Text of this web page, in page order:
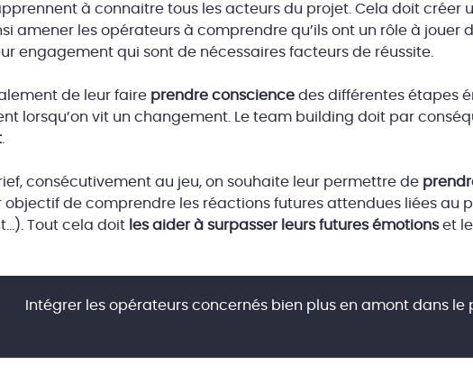
à connaitre tous les acteurs du projet. Cela doit créer
amener les opérateurs à comprendre qu’ils ont un rôle à
engagement qui sont de nécessaires facteurs de réussite.
de leur faire prendre conscience des différentes étapes
lorsqu’on vit un changement. Le team building doit par
consécutivement au jeu, on souhaite leur permettre de
de comprendre les réactions futures attendues liées au
Tout cela doit les aider à surpasser leurs futures émotionset
Intégrer les opérateurs concernés bien plus en amont dans le